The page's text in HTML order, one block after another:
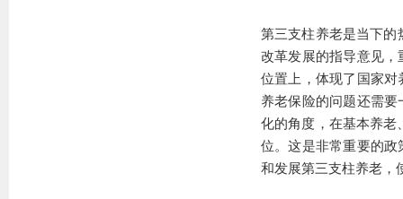
第三支柱养老是当下的
改革发展的指导意见
位置上，体现了国家
养老保险的问题还需
化的角度，在基本养老
位。这是非常重要的
和发展第三支柱养老，